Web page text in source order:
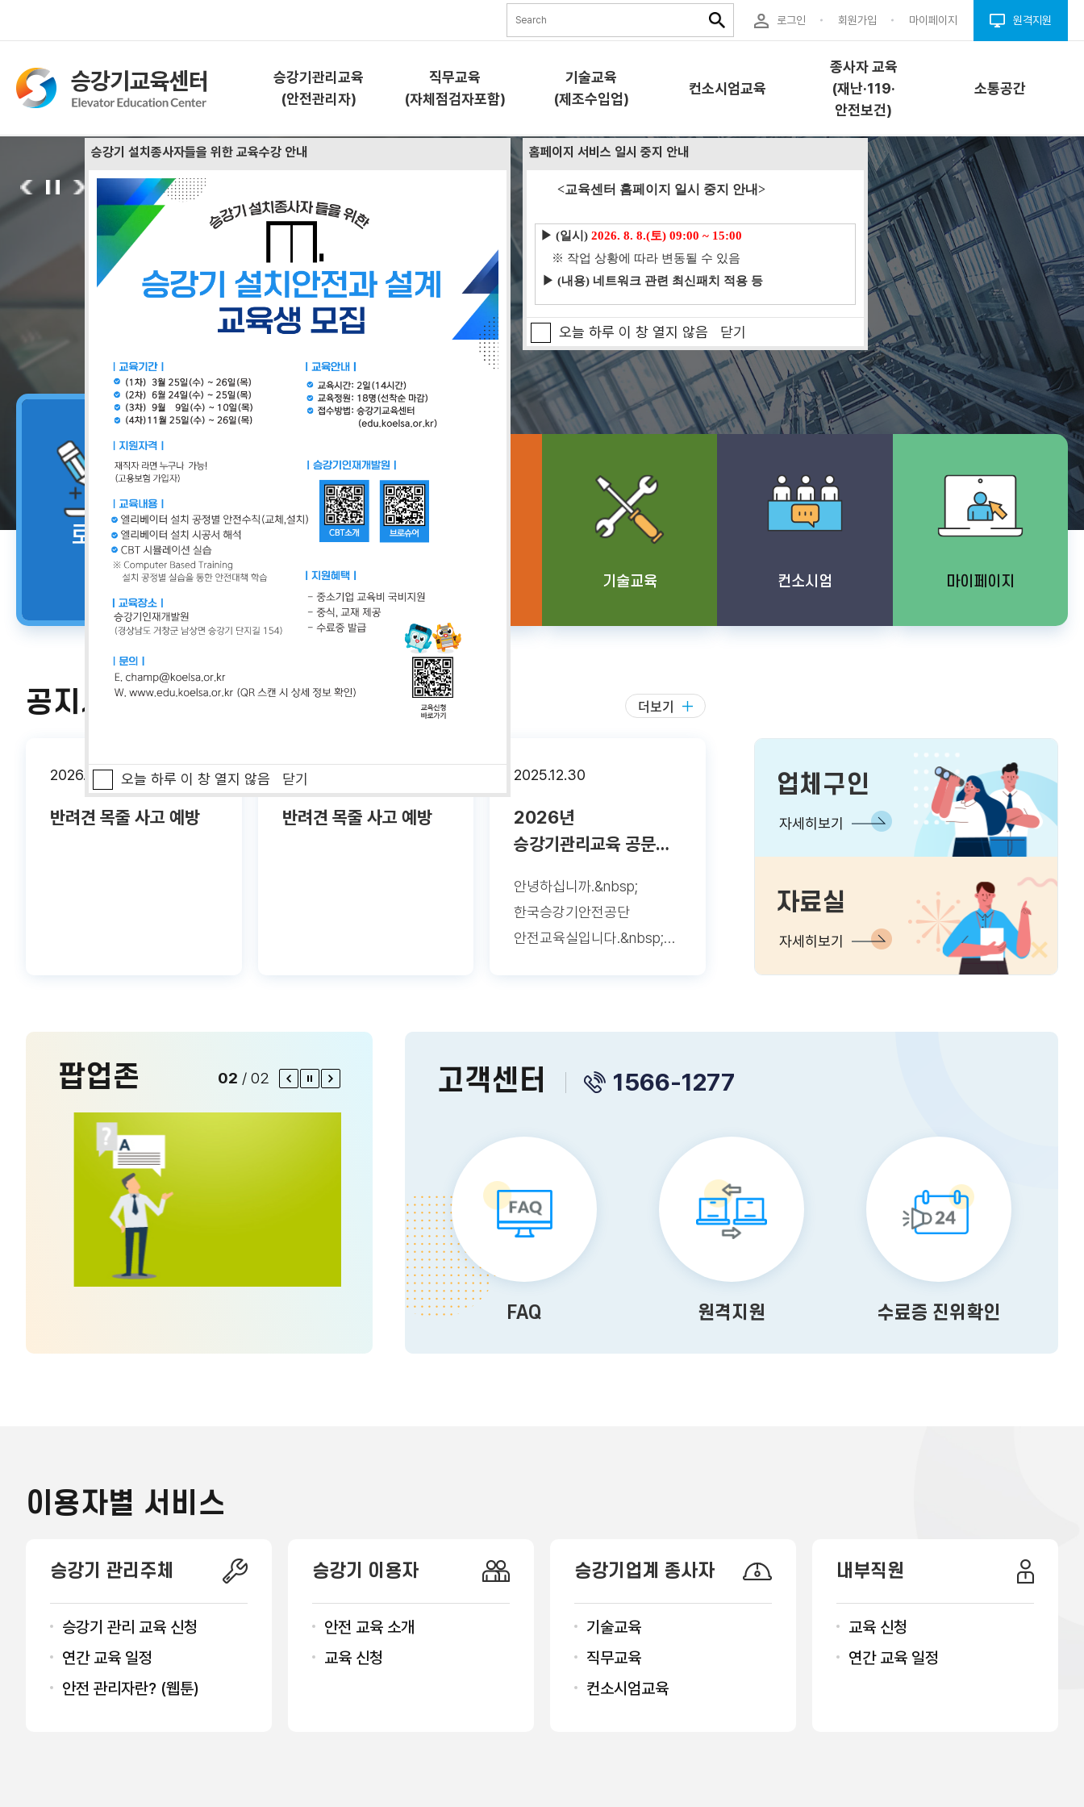
승강기 설치종사자들을 위한 교육수강 안내
오늘 하루 이 창 열지 않음 닫기
홈페이지 서비스 일시 중지 안내
<교육센터 홈페이지 일시 중지 안내>
▶ (일시) 2026. 8. 8.(토) 09:00 ~ 15:00
※ 작업 상황에 따라 변동될 수 있음
▶ (내용) 네트워크 관련 최신패치 적용 등
오늘 하루 이 창 열지 않음 닫기
로그인 회원가입 마이페이지 원격지원
승강기관리교육
(안전관리자)
직무교육
(자체점검자포함)
기술교육
(제조수입업)
컨소시엄교육
종사자 교육
(재난·119·
안전보건)
소통공간
(안전관리자)
과정안내
교육신청
과정안내
교육신청
(제조수입업)
교육소개
과정안내
교육소개
교육신청
램)
종사자 교육(재난
·119·안전보건)
소통공간
공지사항
자료실
Q&A
FAQ
안전이용웹툰
업체구인
대한민국 승강기 안전 및 기술교육은
한국승강기안전공단이 함께 합니다.
03
로그인
로그인
승강기관리교육
교육소개
과정안내
교육소개
교육신청
기술교육
교육소개
과정안내
컨소시엄
과정안내
마이페이지
영수증 출력
안전관리자 선임,
공지사항
2026.05.07
반려견 목줄 사고 예방
2026.05.07
반려견 목줄 사고 예방
2025.12.30
2026년
승강기관리교육 공문
안녕하십니까.&nbsp;
한국승강기안전공단
안전교육실입니다.&nbsp;20
더보기
업체구인
자세히보기
자료실
자세히보기
팝업존 02 / 02 고객센터 1566-1277
FAQ 원격지원 수료증 진위확인
이용자별 서비스
승강기 관리주체
승강기 관리 교육 신청
연간 교육 일정
안전 관리자란? (웹툰)
승강기 이용자
안전 교육 소개
교육 신청
승강기업계 종사자
기술교육
직무교육
컨소시엄교육
내부직원
교육 신청
연간 교육 일정